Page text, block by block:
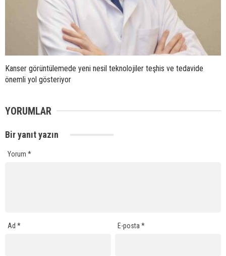
Kanser görüntülemede yeni nesil teknolojiler teşhis ve tedavide
önemli yol gösteriyor
YORUMLAR
Bir yanıt yazın
Yorum *
Ad * E-posta*